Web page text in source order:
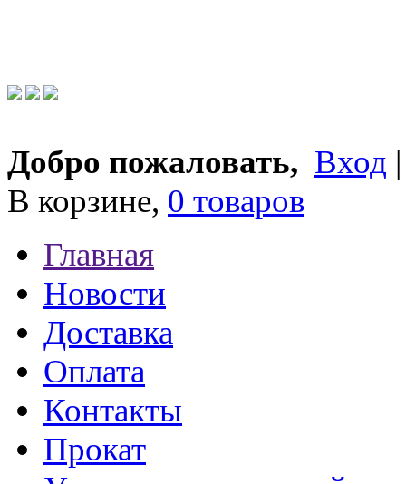
Добро пожаловать, Вход
В корзине, 0 товаров
Главная
Новости
Доставка
Оплата
Контакты
Прокат